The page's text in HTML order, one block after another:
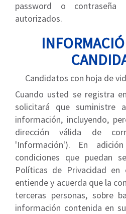
password o contraseña
autorizados.
Candidatos con hoja de
Cuando usted se registra
solicitará que suministre
información, incluyendo,
dirección válida de
'Información'). En
condiciones que puedan
Políticas de Privacidad en
entiende y acuerda que la
terceras personas, sobre
información contenida en